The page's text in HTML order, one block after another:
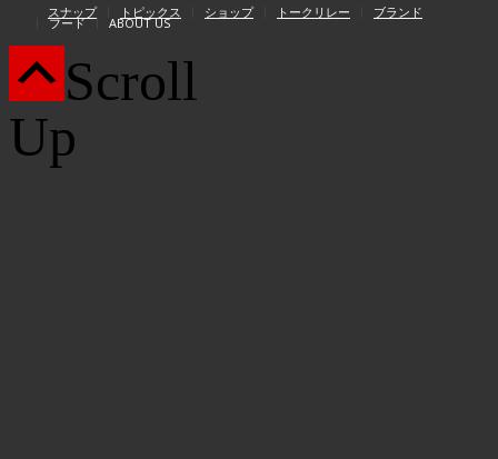
スナップ
トピックス ショップ トークリレー ブランド
フード ABOUT US
Scroll
Up